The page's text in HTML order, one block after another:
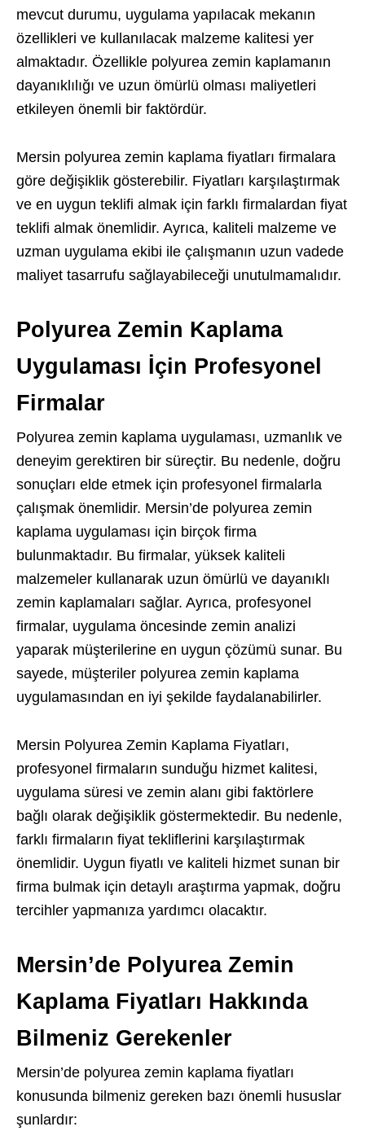
mevcut durumu, uygulama yapılacak mekanın
özellikleri ve kullanılacak malzeme kalitesi yer
almaktadır. Özellikle polyurea zemin kaplamanın
dayanıklılığı ve uzun ömürlü olması maliyetleri
etkileyen önemli bir faktördür.
Mersin polyurea zemin kaplama fiyatları firmalara
göre değişiklik gösterebilir. Fiyatları karşılaştırmak
ve en uygun teklifi almak için farklı firmalardan fiyat
teklifi almak önemlidir. Ayrıca, kaliteli malzeme ve
uzman uygulama ekibi ile çalışmanın uzun vadede
maliyet tasarrufu sağlayabileceği unutulmamalıdır.
Polyurea Zemin Kaplama
Uygulaması İçin Profesyonel
Firmalar
Polyurea zemin kaplama uygulaması, uzmanlık ve
deneyim gerektiren bir süreçtir. Bu nedenle, doğru
sonuçları elde etmek için profesyonel firmalarla
çalışmak önemlidir. Mersin’de polyurea zemin
kaplama uygulaması için birçok firma
bulunmaktadır. Bu firmalar, yüksek kaliteli
malzemeler kullanarak uzun ömürlü ve dayanıklı
zemin kaplamaları sağlar. Ayrıca, profesyonel
firmalar, uygulama öncesinde zemin analizi
yaparak müşterilerine en uygun çözümü sunar. Bu
sayede, müşteriler polyurea zemin kaplama
uygulamasından en iyi şekilde faydalanabilirler.
Mersin Polyurea Zemin Kaplama Fiyatları,
profesyonel firmaların sunduğu hizmet kalitesi,
uygulama süresi ve zemin alanı gibi faktörlere
bağlı olarak değişiklik göstermektedir. Bu nedenle,
farklı firmaların fiyat tekliflerini karşılaştırmak
önemlidir. Uygun fiyatlı ve kaliteli hizmet sunan bir
firma bulmak için detaylı araştırma yapmak, doğru
tercihler yapmanıza yardımcı olacaktır.
Mersin’de Polyurea Zemin
Kaplama Fiyatları Hakkında
Bilmeniz Gerekenler
Mersin’de polyurea zemin kaplama fiyatları
konusunda bilmeniz gereken bazı önemli hususlar
şunlardır: